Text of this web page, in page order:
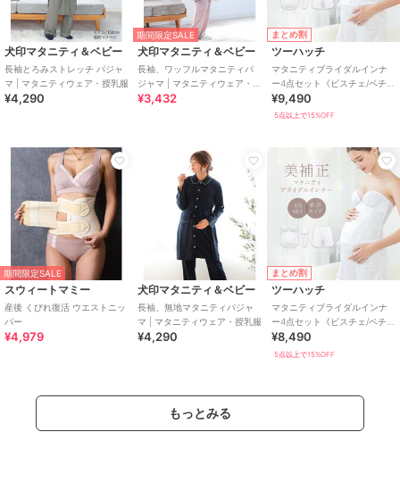
犬印マタニティ＆ベビー
長袖とろみストレッチ パジャ
マ | マタニティウェア・授乳服
¥4,290
期間限定SALE
犬印マタニティ＆ベビー
長袖、ワッフルマタニティパ
ジャマ | マタニティウェア・授
乳服
¥3,432
まとめ割
ツーハッチ
マタニティブライダルインナ
ー4点セット《ビスチェ/ペチパ
ンツ/パッド/調節ホック》【グ
ラマーサイズ】
¥9,490
5点以上で15%OFF
期間限定SALE
スウィートマミー
産後 くびれ復活 ウエストニッ
パー
¥4,979
犬印マタニティ＆ベビー
長袖、無地マタニティパジャ
マ | マタニティウェア・授乳服
¥4,290
まとめ割
ツーハッチ
マタニティブライダルインナ
ー4点セット《ビスチェ/ペチパ
ンツ/パッド/調節ホック》
¥8,490
5点以上で15%OFF
もっとみる